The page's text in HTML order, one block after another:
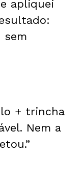
apliquei
sem
+ trincha
Nem a